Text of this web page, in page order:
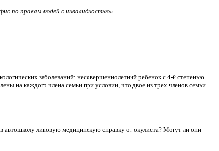
по правам людей с инвалидностью»
заболеваний: несовершеннолетний ребенок с 4-й степенью
на каждого члена семьи при условии, что двое из трех членов семьи
автошколу липовую медицинскую справку от окулиста? Могут ли они